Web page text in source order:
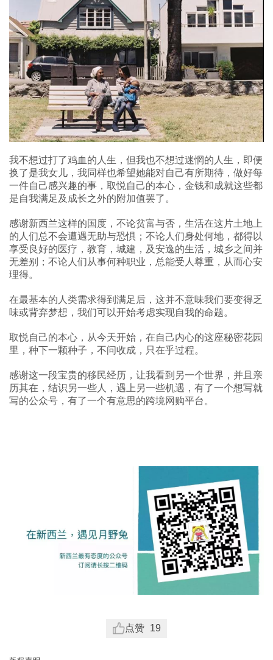
我不想过打了鸡血的人生，但我也不想过迷惘的人生，即便
换了是我女儿，我同样也希望她能对自己有所期待，做好每
一件自己感兴趣的事，取悦自己的本心，金钱和成就这些都
是自我满足及成长之外的附加值罢了。
感谢新西兰这样的国度，不论贫富与否，生活在这片土地上
的人们总不会遭遇无助与恐惧；不论人们身处何地，都得以
享受良好的医疗，教育，城建，及安逸的生活，城乡之间并
无差别；不论人们从事何种职业，总能受人尊重，从而心安
理得。
在最基本的人类需求得到满足后，这并不意味我们要变得乏
味或背弃梦想，我们可以开始考虑实现自我的命题。
取悦自己的本心，从今天开始，在自己内心的这座秘密花园
里，种下一颗种子，不问收成，只在乎过程。
感谢这一段宝贵的移民经历，让我看到另一个世界，并且亲
历其在，结识另一些人，遇上另一些机遇，有了一个想写就
写的公众号，有了一个有意思的跨境网购平台。
点赞 19